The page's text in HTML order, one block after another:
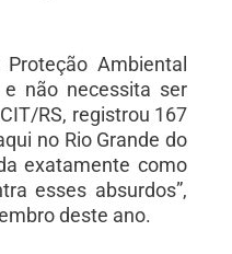
Ambiental
não necessita ser
RS, registrou 167
no Rio Grande do
exatamente como
esses absurdos”,
deste ano.